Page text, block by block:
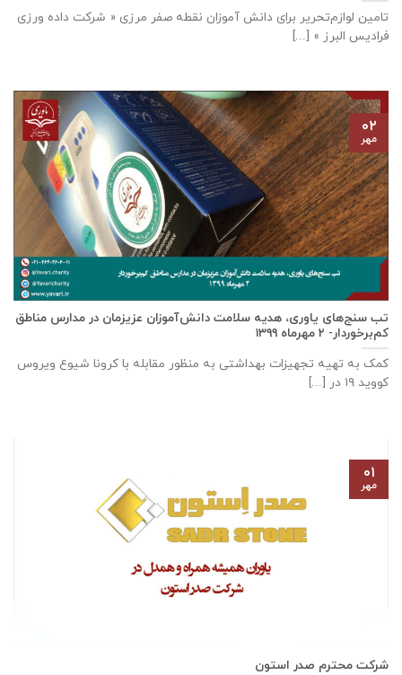
تامين لوازم‌تحرير برای دانش آموزان نقطه صفر مرزی « شرکت داده ورزی
فراديس البرز » [...]
تب سنج‌های یاوری، هدیه سلامت دانش‌آموزان عزیزمان در مدارس مناطق
کم‌برخوردار- ۲ مهرماه ۱۳۹۹
کمک به تهیه تجهیزات بهداشتی به منظور مقابله با کرونا شیوع ویروس
کووید ۱۹ در [...]
۰۲
مهر
شرکت محترم صدر استون
۰۱
مهر